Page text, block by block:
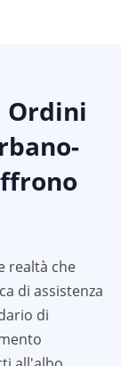
Ordini
realtà che
di assistenza
di